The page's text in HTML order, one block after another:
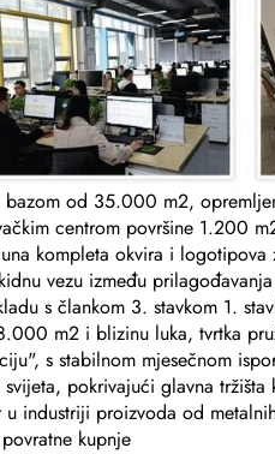
od 35.000 m2,
centrom površine 1.200
kompleta okvira i
vezu između
s člankom 3. stavkom 1.
m2 i blizinu luka, tvrtka
s stabilnom mjesečnom
pokrivajući glavna tržišta
industriji proizvoda od
kupnje